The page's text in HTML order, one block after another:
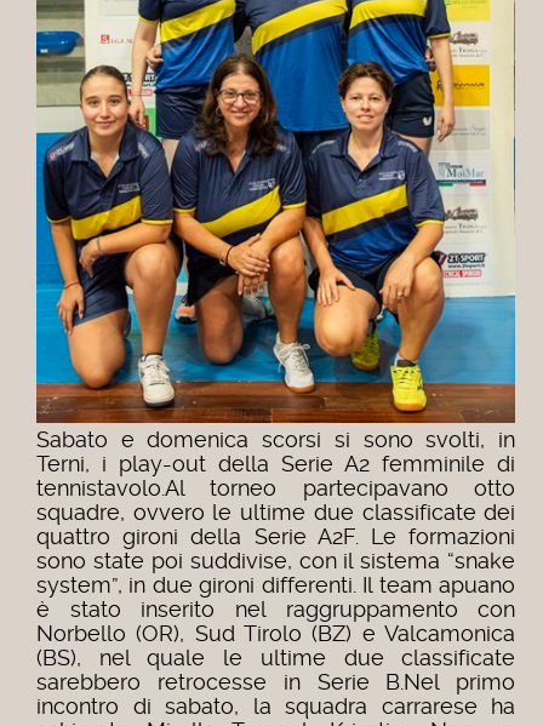
Sabato e domenica scorsi si sono svolti, in
Terni, i play-out della Serie A2 femminile di
tennistavolo.Al torneo partecipavano otto
squadre, ovvero le ultime due classificate dei
quattro gironi della Serie A2F. Le formazioni
sono state poi suddivise, con il sistema “snake
system”, in due gironi differenti. Il team apuano
è stato inserito nel raggruppamento con
Norbello (OR), Sud Tirolo (BZ) e Valcamonica
(BS), nel quale le ultime due classificate
sarebbero retrocesse in Serie B.Nel primo
incontro di sabato, la squadra carrarese ha